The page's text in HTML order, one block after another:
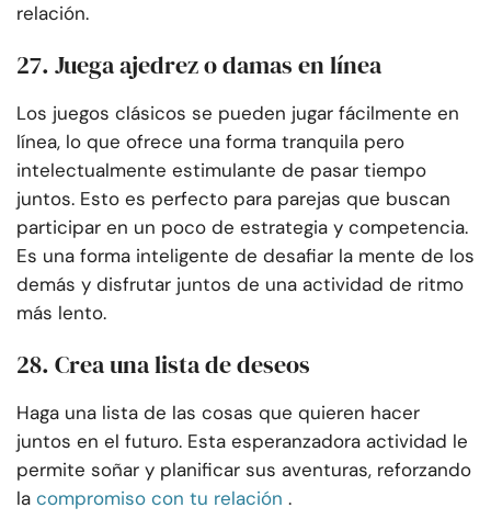
relación.
27. Juega ajedrez o damas en línea
Los juegos clásicos se pueden jugar fácilmente en
línea, lo que ofrece una forma tranquila pero
intelectualmente estimulante de pasar tiempo
juntos. Esto es perfecto para parejas que buscan
participar en un poco de estrategia y competencia.
Es una forma inteligente de desafiar la mente de los
demás y disfrutar juntos de una actividad de ritmo
más lento.
28. Crea una lista de deseos
Haga una lista de las cosas que quieren hacer
juntos en el futuro. Esta esperanzadora actividad le
permite soñar y planificar sus aventuras, reforzando
la compromiso con tu relación .